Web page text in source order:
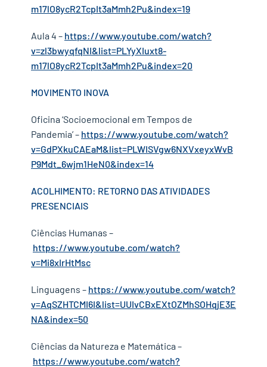
m17lO8ycR2TcpIt3aMmh2Pu&index=19
Aula 4 – https://www.youtube.com/watch?
v=zl3bwyqfqNI&list=PLYyXIuxt8-
m17lO8ycR2TcpIt3aMmh2Pu&index=20
MOVIMENTO INOVA
Oficina ‘Socioemocional em Tempos de
Pandemia’ – https://www.youtube.com/watch?
v=GdPXkuCAEaM&list=PLWISVgw6NXVxeyxWvB
P9Mdt_6wjm1HeN0&index=14
ACOLHIMENTO: RETORNO DAS ATIVIDADES
PRESENCIAIS
Ciências Humanas –
https://www.youtube.com/watch?
v=Mi8xIrHtMsc
Linguagens – https://www.youtube.com/watch?
v=AqSZHTCMI6I&list=UUIvCBxEXtOZMhSOHqjE3E
NA&index=50
Ciências da Natureza e Matemática –
https://www.youtube.com/watch?